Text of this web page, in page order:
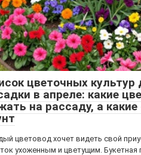
цветочных культур
в апреле: какие
на рассаду, а какие
цветовод хочет видеть свой
ухоженным и цветущим. Букетная